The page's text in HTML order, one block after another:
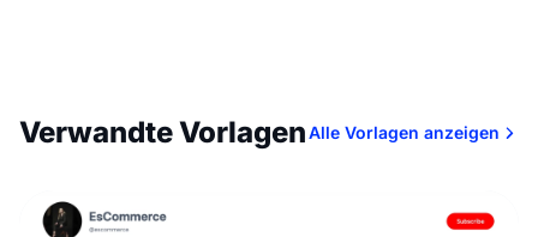
Verwandte VorlagenAlle Vorlagen anzeigen